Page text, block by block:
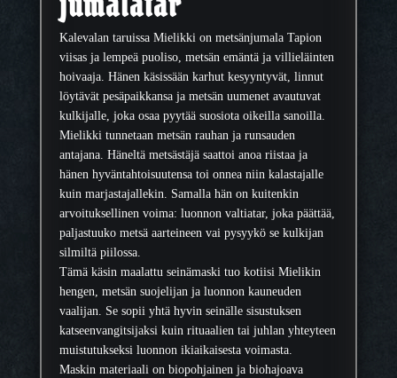
l
i
k
k
i
,
s
e
i
n
ä
m
a
s
k
i
m
ä
ä
Kalevalan taruissa Mielikki on metsänjumala Tapion
viisas ja lempeä puoliso, metsän emäntä ja villieläinten
hoivaaja. Hänen käsissään karhut kesyyntyvät, linnut
löytävät pesäpaikkansa ja metsän uumenet avautuvat
kulkijalle, joka osaa pyytää suosiota oikeilla sanoilla.
Mielikki tunnetaan metsän rauhan ja runsauden
antajana. Häneltä metsästäjä saattoi anoa riistaa ja
hänen hyväntahtoisuutensa toi onnea niin kalastajalle
kuin marjastajallekin. Samalla hän on kuitenkin
arvoituksellinen voima: luonnon valtiatar, joka päättää,
paljastuuko metsä aarteineen vai pysyykö se kulkijan
silmiltä piilossa.
Tämä käsin maalattu seinämaski tuo kotiisi Mielikin
hengen, metsän suojelijan ja luonnon kauneuden
vaalijan. Se sopii yhtä hyvin seinälle sisustuksen
katseenvangitsijaksi kuin rituaalien tai juhlan yhteyteen
muistutukseksi luonnon ikiaikaisesta voimasta.
Maskin materiaali on biopohjainen ja biohajoava